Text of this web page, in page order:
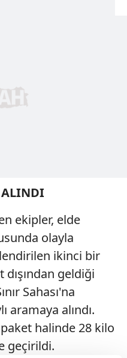
ekipler, elde
olayla
ikinci bir
dışından geldiği
Sahası'na
aramaya alındı.
halinde 28 kilo
geçirildi.